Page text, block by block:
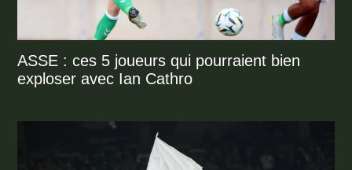
ASSE : ces 5 joueurs qui pourraient bien
exploser avec Ian Cathro